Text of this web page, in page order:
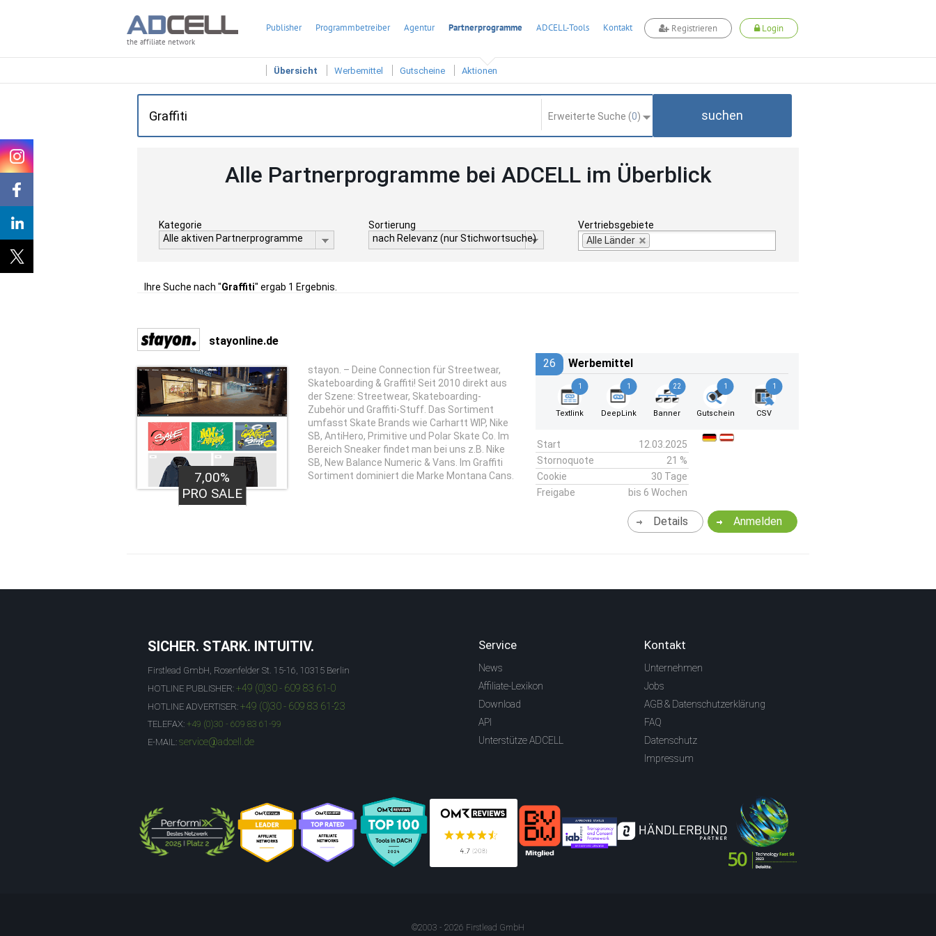
the affiliate network
Publisher Programmbetreiber Agentur Partnerprogramme ADCELL-Tools Kontakt Registrieren Login
Übersicht Werbemittel Gutscheine Aktionen
Erweiterte Suche (0) suchen
Alle Partnerprogramme bei ADCELL im Überblick
Kategorie
Alle aktiven Partnerprogramme
Sortierung
nach Relevanz (nur Stichwortsuche)
Vertriebsgebiete
Alle Länder
Ihre Suche nach "Graffiti" ergab 1 Ergebnis.
stayonline.de
7,00%
PRO SALE
stayon. – Deine Connection für Streetwear,
Skateboarding & Graffiti! Seit 2010 direkt aus
der Szene: Streetwear, Skateboarding-
Zubehör und Graffiti-Stuff. Das Sortiment
umfasst Skate Brands wie Carhartt WIP, Nike
SB, AntiHero, Primitive und Polar Skate Co. Im
Bereich Sneaker findet man bei uns z.B. Nike
SB, New Balance Numeric & Vans. Im Graffiti
Sortiment dominiert die Marke Montana Cans.
26 Werbemittel
1
Textlink
1
DeepLink
22
Banner
1
Gutschein
1
CSV
Start
12.03.2025
Stornoquote
21 %
Cookie
30 Tage
Freigabe
bis 6 Wochen
Anmelden
Details
SICHER. STARK. INTUITIV.
Firstlead GmbH, Rosenfelder St. 15-16, 10315 Berlin
HOTLINE PUBLISHER: +49 (0)30 - 609 83 61-0
HOTLINE ADVERTISER: +49 (0)30 - 609 83 61-23
TELEFAX: +49 (0)30 - 609 83 61-99
E-MAIL: service@adcell.de
Service
News
Affiliate-Lexikon
Download
API
Unterstütze ADCELL
Kontakt
Unternehmen
Jobs
AGB & Datenschutzerklärung
FAQ
Datenschutz
Impressum
©2003 - 2026 Firstlead GmbH